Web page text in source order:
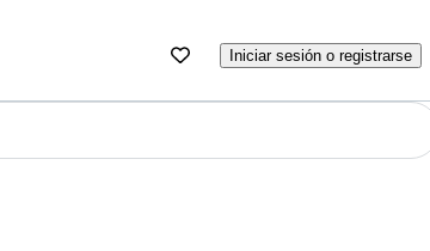
Iniciar sesión o registrarse